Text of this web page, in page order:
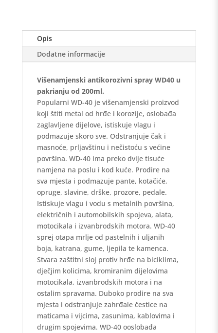
Opis
Dodatne informacije
Višenamjenski antikorozivni spray WD40 u
pakrianju od 200ml.
Popularni WD-40 je višenamjenski proizvod
koji štiti metal od hrđe i korozije, oslobađa
zaglavljene dijelove, istiskuje vlagu i
podmazuje skoro sve. Odstranjuje čak i
masnoće, prljavštinu i nečistoću s većine
površina. WD-40 ima preko dvije tisuće
namjena na poslu i kod kuće. Prodire na
sva mjesta i podmazuje pante, kotačiće,
opruge, slavine, drške, prozore, pedale.
Istiskuje vlagu i vodu s metalnih površina,
električnih i automobilskih spojeva, alata,
motocikala i izvanbrodskih motora. WD-40
sprej otapa mrlje od pastelnih i uljanih
boja, katrana, gume, ljepila te kamenca.
Stvara zaštitni sloj protiv hrđe na biciklima,
dječjim kolicima, kromiranim dijelovima
motocikala, izvanbrodskih motora i na
ostalim spravama. Duboko prodire na sva
mjesta i odstranjuje zahrđale čestice na
maticama i vijcima, zasunima, kablovima i
drugim spojevima. WD-40 ooslobađa